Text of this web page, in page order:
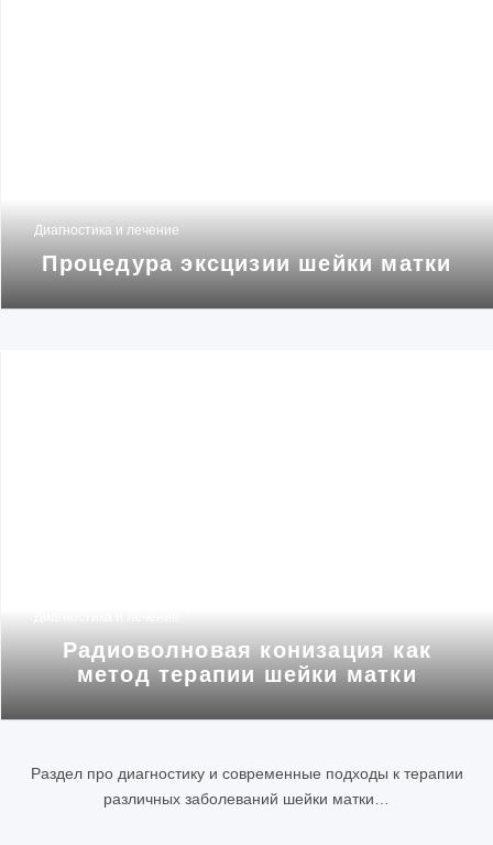
Диагностика и лечение
Процедура эксцизии шейки матки
Радиоволновая конизация как
метод терапии шейки матки
Раздел про диагностику и современные подходы к терапии
различных заболеваний шейки матки…